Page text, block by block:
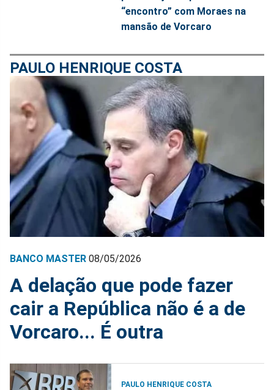
“encontro” com Moraes na
mansão de Vorcaro
PAULO HENRIQUE COSTA
BANCO MASTER 08/05/2026
A delação que pode fazer
cair a República não é a de
Vorcaro... É outra
PAULO HENRIQUE COSTA